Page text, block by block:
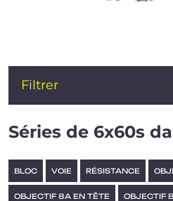
Filtrer
Séries de 6x60s
BLOC VOIE RÉSISTANCE
OBJECTIF 8A EN TÊTE OBJECTIF